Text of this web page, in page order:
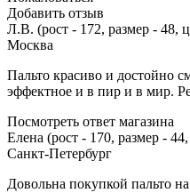
Добавить отзыв
Л.В. (рост - 172, размер - 48,
Москва
Пальто красиво и достойно
эффектное и в пир и в мир.
Посмотреть ответ магазина
Елена (рост - 170, размер -
Санкт-Петербург
Довольна покупкой пальто